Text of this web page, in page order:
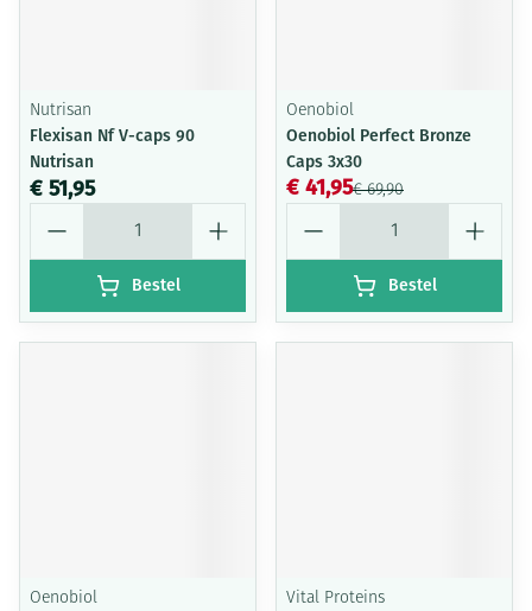
Nutrisan
Flexisan Nf V-caps 90
Nutrisan
€ 51,95
Bestel
Oenobiol
Oenobiol Perfect Bronze
Caps 3x30
€ 69,90
€ 41,95
Bestel
Oenobiol Vital Proteins